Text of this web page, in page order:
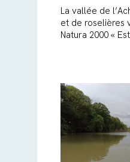
La vallée de
et de roselières
Natura 2000 «